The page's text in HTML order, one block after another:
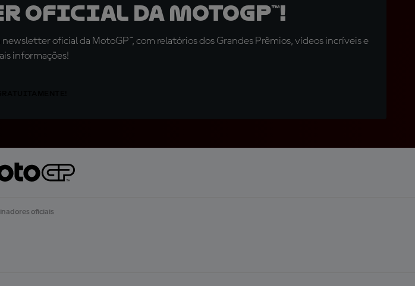
oficial da MotoGP™!
oficial da MotoGP™, com relatórios dos Grandes Prêmios, vídeos incríveis e
informações!
oficiais